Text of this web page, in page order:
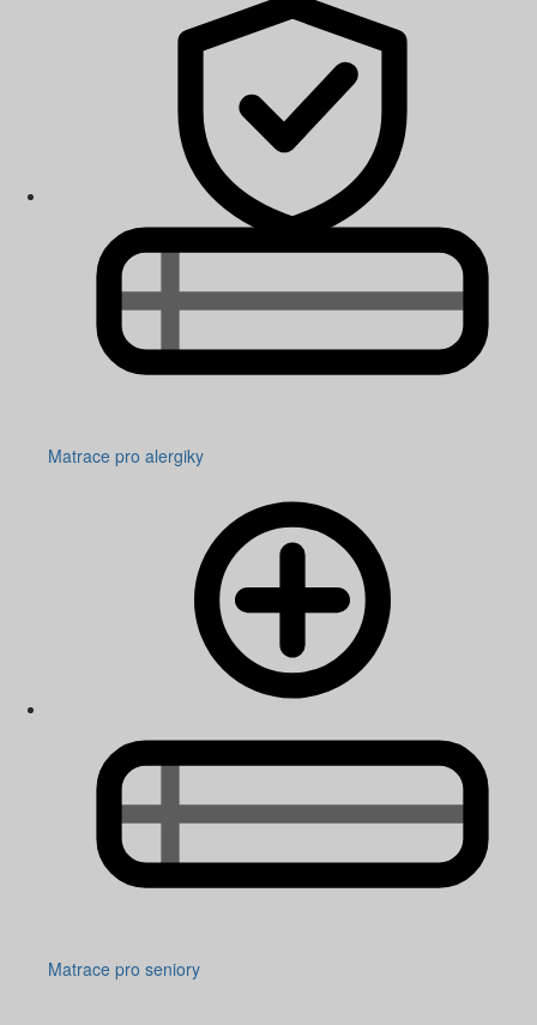
Matrace pro alergiky
Matrace pro seniory